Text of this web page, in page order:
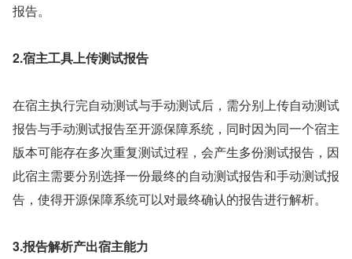
报告。
2.宿主工具上传测试报告
在宿主执行完自动测试与手动测试后，需分别上传自动测试
报告与手动测试报告至开源保障系统，同时因为同一个宿主
版本可能存在多次重复测试过程，会产生多份测试报告，因
此宿主需要分别选择一份最终的自动测试报告和手动测试报
告，使得开源保障系统可以对最终确认的报告进行解析。
3.报告解析产出宿主能力